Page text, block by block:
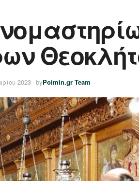
2023 byPoimin.gr Team